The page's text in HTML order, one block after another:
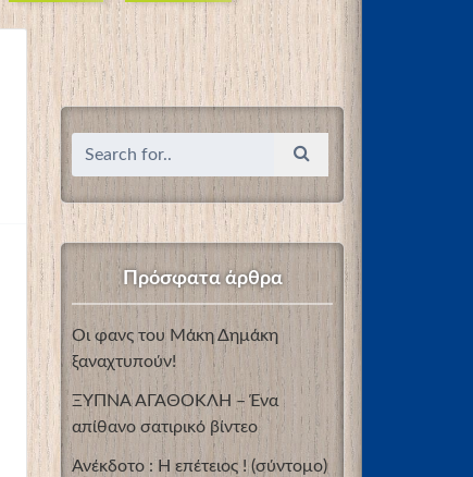
Πρόσφατα άρθρα
Οι φανς του Μάκη Δημάκη
ξαναχτυπούν!
ΞΥΠΝΑ ΑΓΑΘΟΚΛΗ – Ένα
απίθανο σατιρικό βίντεο
Ανέκδοτο : Η επέτειος ! (σύντομο)